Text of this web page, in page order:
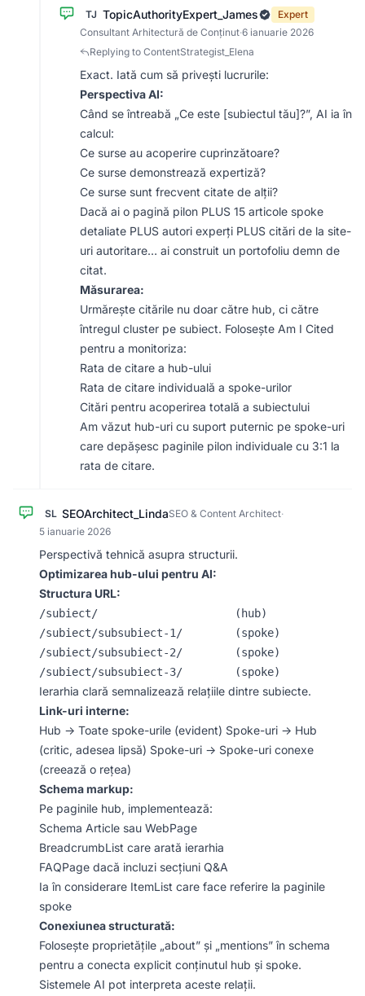
TJ TopicAuthorityExpert_James
Expert
Consultant Arhitectură de Conținut·6 ianuarie 2026
Replying to ContentStrategist_Elena
Exact. Iată cum să privești lucrurile:
Perspectiva AI:
Când se întreabă „Ce este [subiectul tău]?”, AI ia în
calcul:
Ce surse au acoperire cuprinzătoare?
Ce surse demonstrează expertiză?
Ce surse sunt frecvent citate de alții?
Dacă ai o pagină pilon PLUS 15 articole spoke
detaliate PLUS autori experți PLUS citări de la site-
uri autoritare… ai construit un portofoliu demn de
citat.
Măsurarea:
Urmărește citările nu doar către hub, ci către
întregul cluster pe subiect. Folosește Am I Cited
pentru a monitoriza:
Rata de citare a hub-ului
Rata de citare individuală a spoke-urilor
Citări pentru acoperirea totală a subiectului
Am văzut hub-uri cu suport puternic pe spoke-uri
care depășesc paginile pilon individuale cu 3:1 la
rata de citare.
SL SEOArchitect_LindaSEO & Content Architect·
5 ianuarie 2026
Perspectivă tehnică asupra structurii.
Optimizarea hub-ului pentru AI:
Structura URL:
/subiect/                     (hub)
/subiect/subsubiect-1/        (spoke)
/subiect/subsubiect-2/        (spoke)
Ierarhia clară semnalizează relațiile dintre subiecte.
Link-uri interne:
Hub → Toate spoke-urile (evident) Spoke-uri → Hub
(critic, adesea lipsă) Spoke-uri → Spoke-uri conexe
(creează o rețea)
Schema markup:
Pe paginile hub, implementează:
Schema Article sau WebPage
BreadcrumbList care arată ierarhia
FAQPage dacă incluzi secțiuni Q&A
Ia în considerare ItemList care face referire la paginile
spoke
Conexiunea structurată:
Folosește proprietățile „about” și „mentions” în schema
pentru a conecta explicit conținutul hub și spoke.
Sistemele AI pot interpreta aceste relații.